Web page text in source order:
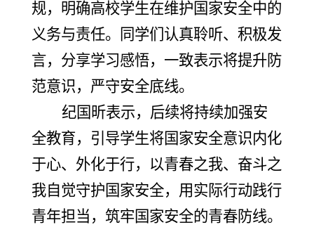
规，明确高校学生在维护国家安全中的
义务与责任。同学们认真聆听、积极发
言，分享学习感悟，一致表示将提升防
范意识，严守安全底线。
纪国昕表示，后续将持续加强安
全教育，引导学生将国家安全意识内化
于心、外化于行，以青春之我、奋斗之
我自觉守护国家安全，用实际行动践行
青年担当，筑牢国家安全的青春防线。